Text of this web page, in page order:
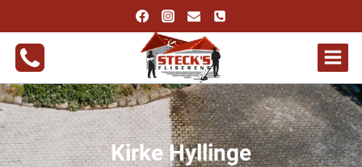
til
indhold
Kirke Hyllinge